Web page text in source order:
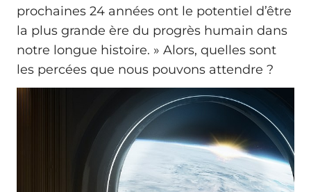
prochaines 24 années ont le potentiel d’être
la plus grande ère du progrès humain dans
notre longue histoire. » Alors, quelles sont
les percées que nous pouvons attendre ?